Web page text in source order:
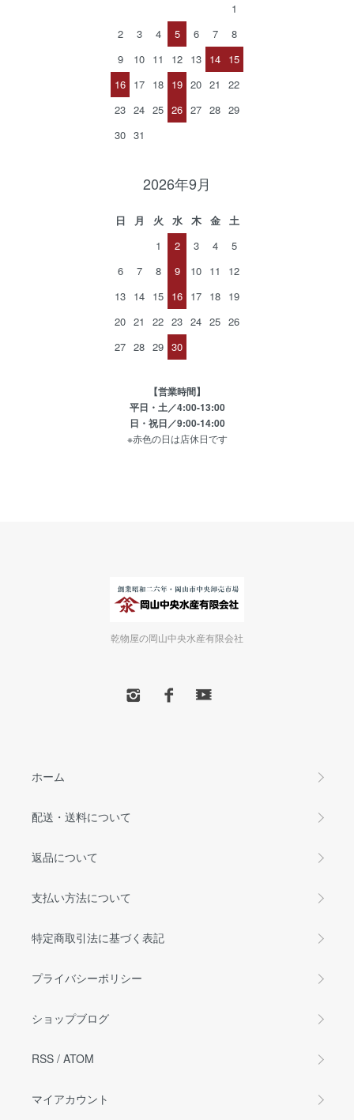
1
2
3 4 5 6 7
8
9
10 11 12 13 14 15
16 17 18 19 20 21
22
23 24 25 26 27 28 29
30 31
2026年9月
日 月 火 水 木 金
土
1
2 3 4
5
6
7 8 9 10 11
12
13 14 15 16 17 18 19
20 21 22 23 24 25 26
27 28 29 30
【営業時間】
平日・土／4:00-13:00
日・祝日／9:00-14:00
※赤色の日は店休日です
乾物屋の岡山中央水産有限会社
ホーム
配送・送料について
返品について
支払い方法について
特定商取引法に基づく表記
プライバシーポリシー
ショップブログ
RSS / ATOM
マイアカウント